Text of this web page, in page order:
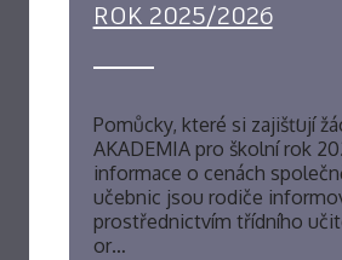
ROK 2025/2026
Pomůcky, které si zajišťují
AKADEMIA pro školní rok
informace o cenách
učebnic jsou rodiče
prostřednictvím třídního
or…